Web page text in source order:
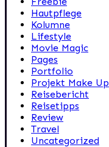
Hautpflege
Kolumne
Lifestyle
Movie Magic
Pages
Portfolio
Projekt Make Up
Reisebericht
Reisetipps
Review
Travel
Uncategorized